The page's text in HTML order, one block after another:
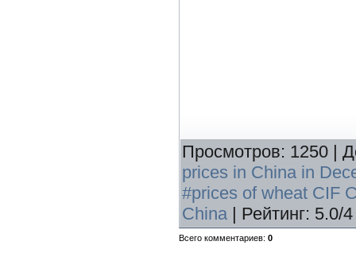
Просмотров: 1250 |
prices in China in
#prices of wheat CIF
China | Рейтинг: 5.0/4
Всего комментариев: 0